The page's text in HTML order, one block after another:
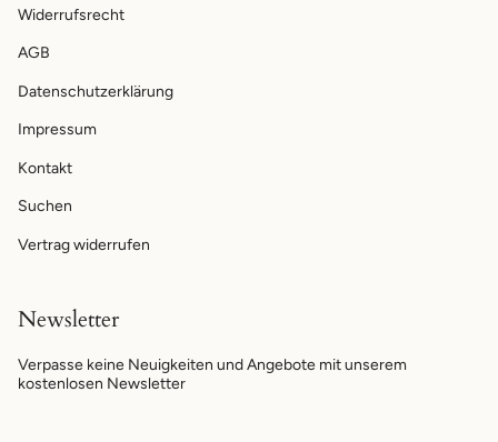
Widerrufsrecht
AGB
Datenschutzerklärung
Impressum
Kontakt
Suchen
Vertrag widerrufen
Newsletter
Verpasse keine Neuigkeiten und Angebote mit unserem
kostenlosen Newsletter